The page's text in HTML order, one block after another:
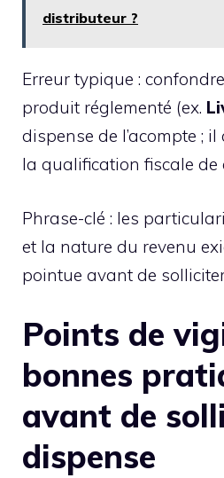
distributeur ?
Erreur typique :
produit réglementé (ex.
dispense de l’acompte ;
la qualification fiscale de
Phrase-clé : les
et la nature du revenu
pointue avant de
Points de
bonnes
avant de
dispense